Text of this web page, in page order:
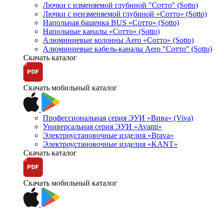
Лючки с изменяемой глубиной "Сотто" (Sotto)
Лючки с неизменяемой глубиной «Сотто» (Sotto)
Напольная башенка BUS «Сотто» (Sotto)
Напольные каналы «Сотто» (Sotto)
Алюминиевые колонны Aero «Сотто» (Sotto)
Алюминиевые кабель-каналы Aero "Сотто" (Sotto)
Скачать каталог
Скачать мобильный каталог
Профессиональная серия ЭУИ «Вива» (Viva)
Универсальная серия ЭУИ «Avanti»
Электроустановочные изделия «Brava»
Электроустановочные изделия «KANT»
Скачать каталог
Скачать мобильный каталог